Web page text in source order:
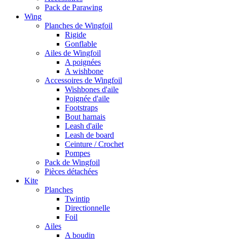
Pack de Parawing
Wing
Planches de Wingfoil
Rigide
Gonflable
Ailes de Wingfoil
A poignées
A wishbone
Accessoires de Wingfoil
Wishbones d'aile
Poignée d'aile
Footstraps
Bout harnais
Leash d'aile
Leash de board
Ceinture / Crochet
Pompes
Pack de Wingfoil
Pièces détachées
Kite
Planches
Twintip
Directionnelle
Foil
Ailes
A boudin